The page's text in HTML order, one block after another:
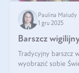
Paulina Maludy
1 gru 2025
Barszcz
Tradycyjny
wyobrazić sobie